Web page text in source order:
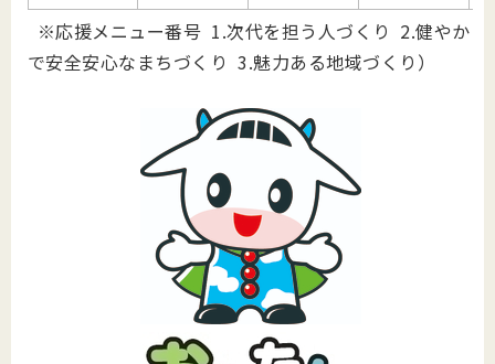
※応援メニュー番号 1.次代を担う人づくり 2.健やか
で安全安心なまちづくり 3.魅力ある地域づくり）